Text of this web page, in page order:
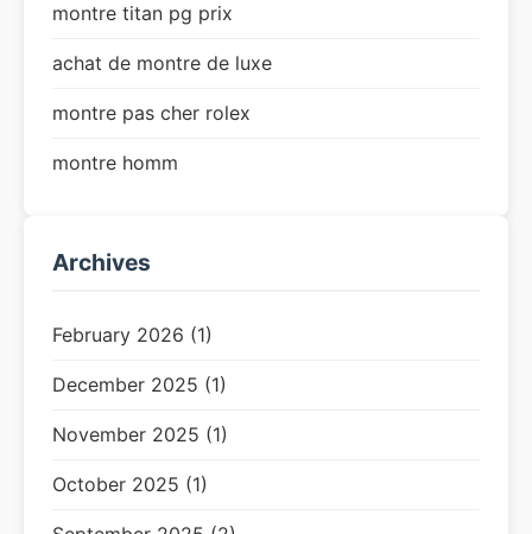
montre titan pg prix
achat de montre de luxe
montre pas cher rolex
montre homm
Archives
February 2026 (1)
December 2025 (1)
November 2025 (1)
October 2025 (1)